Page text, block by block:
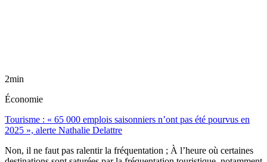
2min
Économie
Tourisme : « 65 000 emplois saisonniers n’ont pas été pourvus en
2025 », alerte Nathalie Delattre
Non, il ne faut pas ralentir la fréquentation ; À l’heure où certaines